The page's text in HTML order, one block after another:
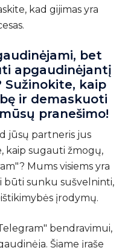
kad gijimas yra
bet
apgaudinėjantį
Sužinokite, kaip
ir demaskuoti
pranešimo!
jūsų partneris jus
kaip sugauti žmogų,
yra
būti sunku sušvelninti,
įrodymų.
bendravimui,
Šiame įraše